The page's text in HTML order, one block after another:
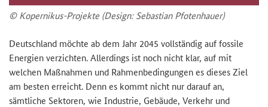
© Kopernikus-Projekte (Design: Sebastian Pfotenhauer)
Deutschland möchte ab dem Jahr 2045 vollständig auf fossile
Energien verzichten. Allerdings ist noch nicht klar, auf mit
welchen Maßnahmen und Rahmenbedingungen es dieses Ziel
am besten erreicht. Denn es kommt nicht nur darauf an,
sämtliche Sektoren, wie Industrie, Gebäude, Verkehr und